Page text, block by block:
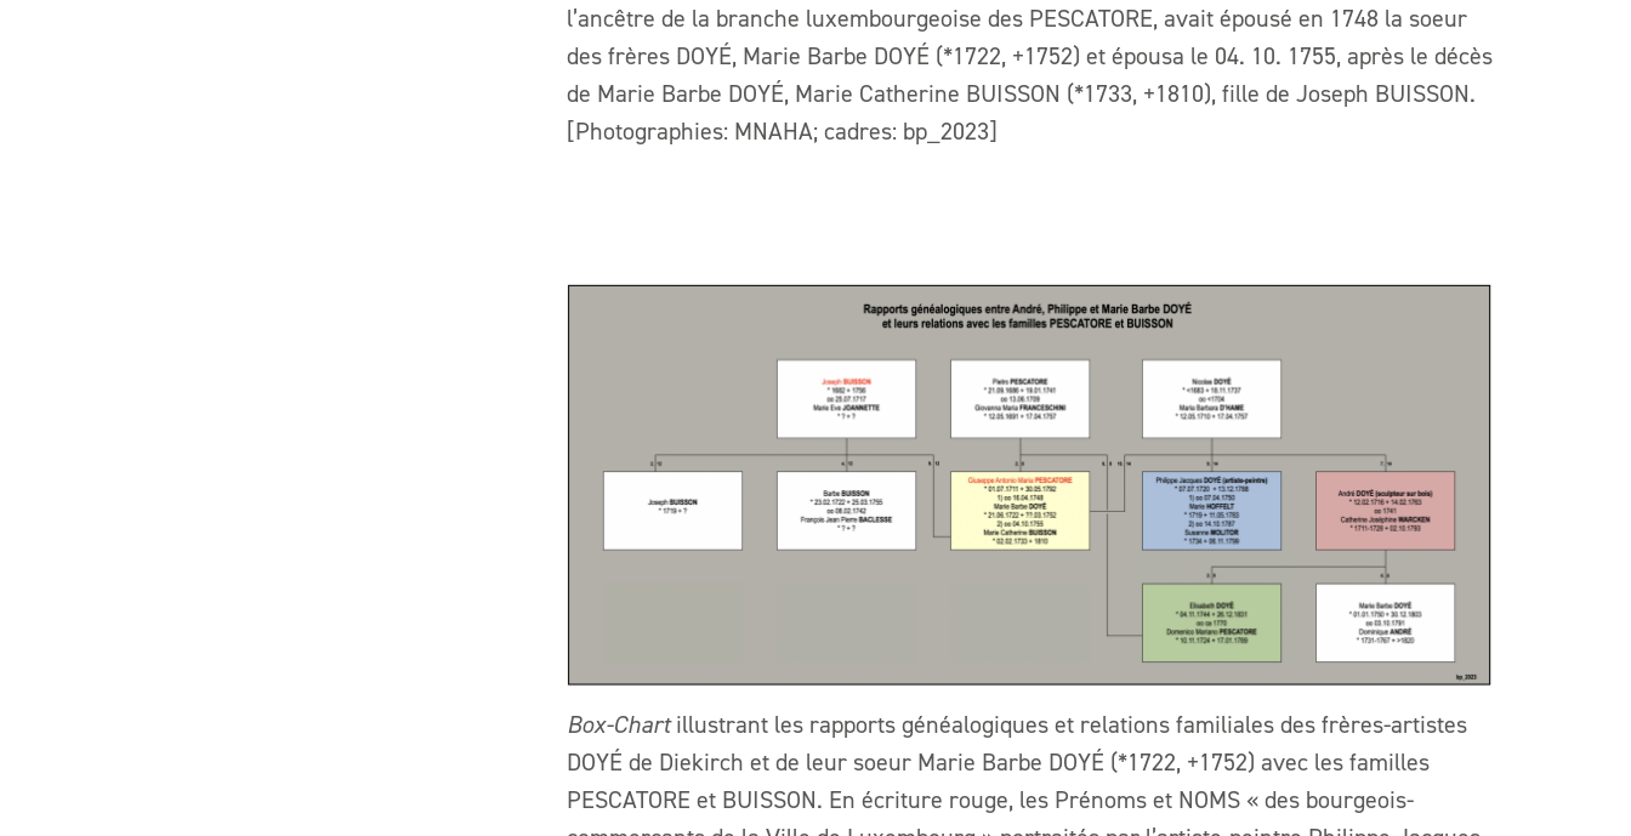
l’ancêtre de la branche luxembourgeoise des PESCATORE, avait épousé en 1748 la soeur
des frères DOYÉ, Marie Barbe DOYÉ (*1722, +1752) et épousa le 04. 10. 1755, après le décès
de Marie Barbe DOYÉ, Marie Catherine BUISSON (*1733, +1810), fille de Joseph BUISSON.
[Photographies: MNAHA; cadres: bp_2023]
Box-Chartillustrant les rapports généalogiques et relations familiales des frères-artistes
DOYÉ de Diekirch et de leur soeur Marie Barbe DOYÉ (*1722, +1752) avec les familles
PESCATORE et BUISSON. En écriture rouge, les Prénoms et NOMS « des bourgeois-